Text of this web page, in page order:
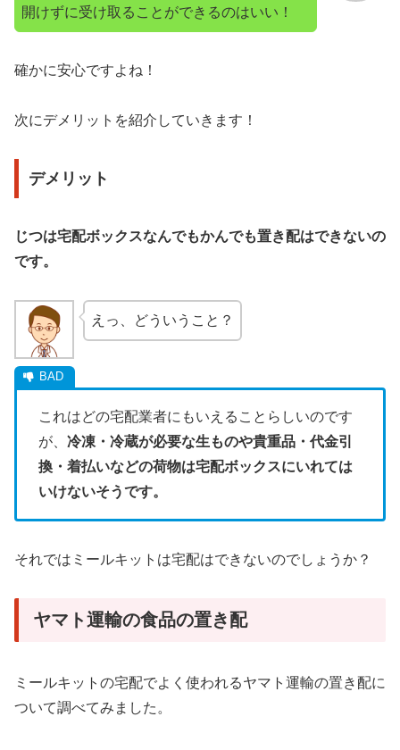
開けずに受け取ることができるのはいい！
確かに安心ですよね！
次にデメリットを紹介していきます！
デメリット
じつは宅配ボックスなんでもかんでも置き配はできないの
です。
えっ、どういうこと？
これはどの宅配業者にもいえることらしいのです
が、 冷凍・冷蔵が必要な生ものや貴重品・代金引
換・着払いなどの荷物は宅配ボックスにいれては
いけないそうです。
それではミールキットは宅配はできないのでしょうか？
ヤマト運輸の食品の置き配
ミールキットの宅配でよく使われるヤマト運輸の置き配に
ついて調べてみました。